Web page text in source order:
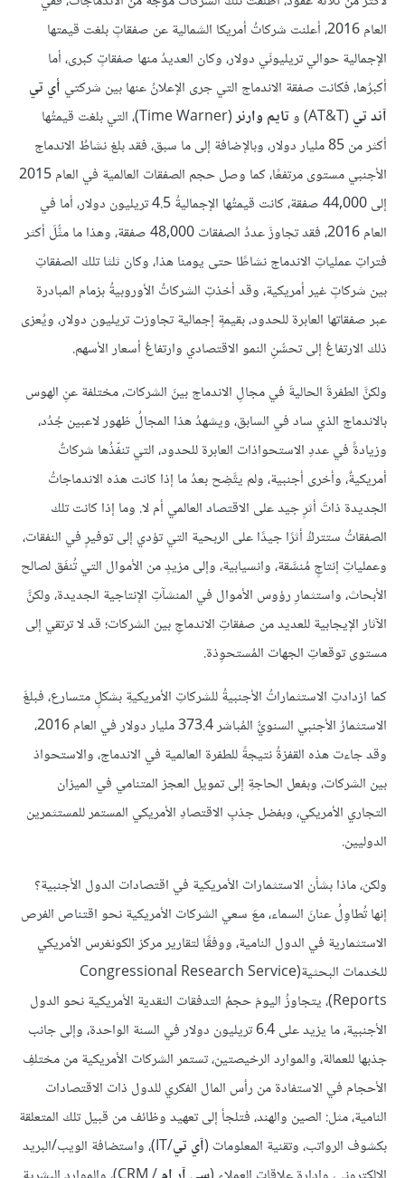
العام 2016، أعلنت شركاتُ أمريكا الشمالية عن صفقاتٍ بلغت قيمتها
الإجمالية حوالي تريليونَي دولار، وكان العديدُ منها صفقاتٍ كبرى، أما
أكبرُها، فكانت صفقة الاندماج التي جرى الإعلانُ عنها بين شركتي أي تي
آند تي (AT&T) و تايم وارنر
(Time Warner)، التي بلغت قيمتُها
أكثر من 85 مليار دولار، وبالإضافة إلى ما سبق، فقد بلغ نشاطُ الاندماج
الأجنبي مستوى مرتفعًا، كما وصل حجم الصفقات العالمية في العام 2015
إلى 44,000 صفقة، كانت قيمتُها الإجماليةُ 4.5 تريليون دولار، أما في
العام 2016، فقد تجاوزَ عددُ الصفقات 48,000 صفقة، وهذا ما مثُّلَ أكثر
فتراتِ عملياتِ الاندماج نشاطًا حتى يومنا هذا، وكان ثلثا تلك الصفقاتِ
بين شركاتٍ غير أمريكية، وقد أخذتِ الشركاتُ الأوروبيةُ بزمام المبادرة
عبر صفقاتها العابرة للحدود، بقيمةٍ إجمالية تجاوزت تريليون دولار، ويُعزى
ذلك الارتفاعُ إلى تحسُّنِ النمو الاقتصادي وارتفاعُ أسعار الأسهم.
ولكنَّ الطفرةَ الحاليةَ في مجالِ الاندماج بينَ الشركات، مختلفة عنِ الهوس
بالاندماج الذي ساد في السابق، ويشهدُ هذا المجالُ ظهور لاعبين جُدُد،
وزيادةً في عددِ الاستحواذات العابرة للحدود، التي تنفّذُها شركاتٌ
أمريكيةٌ، وأخرى أجنبية، ولم يتَّضِح بعدُ ما إذا كانت هذه الاندماجاتُ
الجديدة ذاتَ أثرٍ جيد على الاقتصاد العالمي أم لا. وما إذا كانت تلك
الصفقاتُ ستتركُ أثرًا جيدًا على الربحية التي تؤدي إلى توفيرٍ في النفقات،
وعملياتِ إنتاجٍ مُنسَّقة، وانسيابية، وإلى مزيدٍ من الأموال التي تُنفَق لصالح
الأبحاث، واستثمارِ رؤوس الأموال في المنشآتِ الإنتاجية الجديدة، ولكنَّ
الآثار الإيجابية للعديد من صفقاتِ الاندماجِ بين الشركات؛ قد لا ترتقي إلى
مستوى توقعاتِ الجهات المُستحوِذة.
كما ازدادتِ الاستثماراتُ الأجنبيةُ للشركاتِ الأمريكيةِ بشكلٍ متسارع، فبلغَ
الاستثمارُ الأجنبي السنويُّ المُباشر 373.4 مليار دولار في العام 2016،
وقد جاءت هذه القفزةُ نتيجةً للطفرة العالمية في الاندماج، والاستحواذ
بين الشركات، وبفعل الحاجةِ إلى تمويل العجز المتنامي في الميزان
التجاري الأمريكي، وبفضل جذبِ الاقتصادِ الأمريكي المستمر للمستثمرين
الدوليين.
ولكن، ماذا بشأن الاستثمارات الأمريكية في اقتصادات الدول الأجنبية؟
إنها تُطاوِلُ عنانَ السماء، معَ سعي الشركات الأمريكية نحو اقتناص الفرص
الاستثمارية في الدول النامية، ووفقًا لتقارير مركز الكونغرس الأمريكي
للخدمات البحثية(Congressional Research Service
Reports)، يتجاوزُ اليومَ حجمُ التدفقات النقدية الأمريكية نحو الدول
الأجنبية، ما يزيد على 6.4 تريليون دولار في السنة الواحدة، وإلى جانب
جذبها للعمالة، والموارد الرخيصتين، تستمر الشركات الأمريكية من مختلفِ
الأحجام في الاستفادة من رأس المال الفكري للدول ذات الاقتصادات
النامية، مثل: الصين والهند، فتلجأ إلى تعهيد وظائف من قبيل تلك المتعلقة
بكشوف الرواتب، وتقنية المعلومات (آي تي
/IT)، واستضافة الويب/البريد